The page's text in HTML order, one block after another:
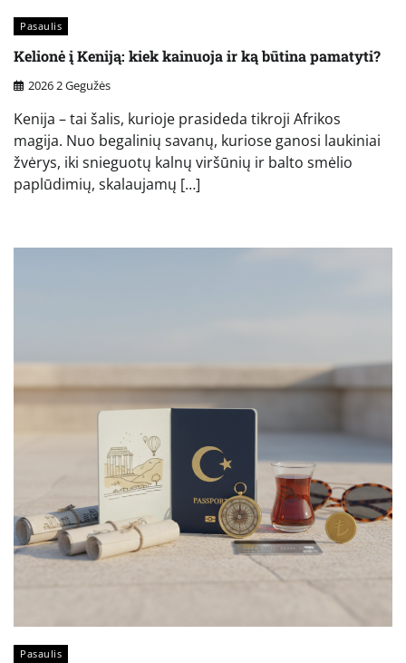
Pasaulis
Kelionė į Keniją: kiek kainuoja ir ką būtina pamatyti?
2026 2 Gegužės
Kenija – tai šalis, kurioje prasideda tikroji Afrikos
magija. Nuo begalinių savanų, kuriose ganosi laukiniai
žvėrys, iki snieguotų kalnų viršūnių ir balto smėlio
paplūdimių, skalaujamų […]
Pasaulis